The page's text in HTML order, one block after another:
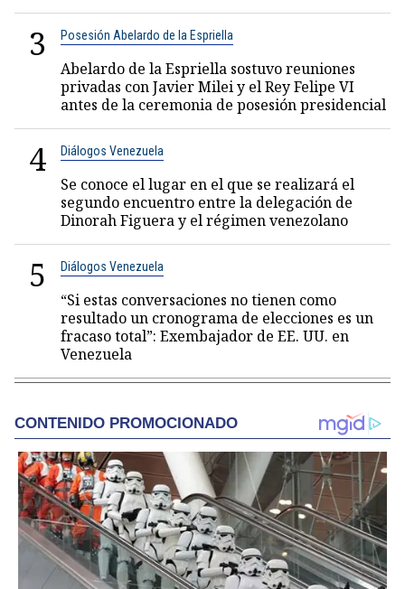
3 Posesión Abelardo de la Espriella
Abelardo de la Espriella sostuvo reuniones
privadas con Javier Milei y el Rey Felipe VI
antes de la ceremonia de posesión presidencial
4 Diálogos Venezuela
Se conoce el lugar en el que se realizará el
segundo encuentro entre la delegación de
Dinorah Figuera y el régimen venezolano
5 Diálogos Venezuela
“Si estas conversaciones no tienen como
resultado un cronograma de elecciones es un
fracaso total”: Exembajador de EE. UU. en
Venezuela